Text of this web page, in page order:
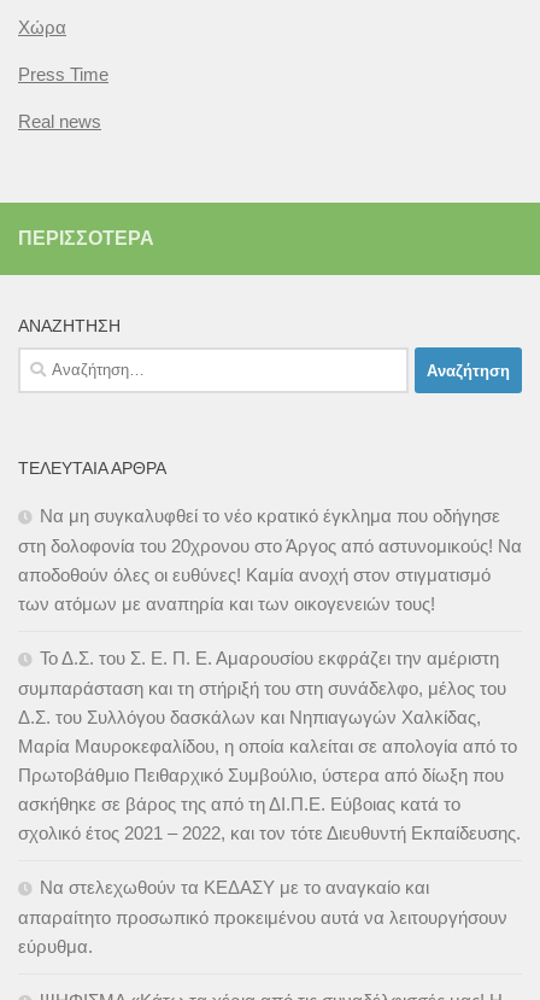
Χώρα
Press Time
Real news
ΠΕΡΙΣΣΌΤΕΡΑ
ΑΝΑΖΉΤΗΣΗ
Αναζήτηση
για:
ΤΕΛΕΥΤΑΊΑ ΆΡΘΡΑ
Να μη συγκαλυφθεί το νέο κρατικό έγκλημα που οδήγησε
στη δολοφονία του 20χρονου στο Άργος από αστυνομικούς! Να
αποδοθούν όλες οι ευθύνες! Καμία ανοχή στον στιγματισμό
των ατόμων με αναπηρία και των οικογενειών τους!
Το Δ.Σ. του Σ. Ε. Π. Ε. Αμαρουσίου εκφράζει την αμέριστη
συμπαράσταση και τη στήριξή του στη συνάδελφο, μέλος του
Δ.Σ. του Συλλόγου δασκάλων και Νηπιαγωγών Χαλκίδας,
Μαρία Μαυροκεφαλίδου, η οποία καλείται σε απολογία από το
Πρωτοβάθμιο Πειθαρχικό Συμβούλιο, ύστερα από δίωξη που
ασκήθηκε σε βάρος της από τη ΔΙ.Π.Ε. Εύβοιας κατά το
σχολικό έτος 2021 – 2022, και τον τότε Διευθυντή Εκπαίδευσης.
Να στελεχωθούν τα ΚΕΔΑΣΥ με το αναγκαίο και
απαραίτητο προσωπικό προκειμένου αυτά να λειτουργήσουν
εύρυθμα.